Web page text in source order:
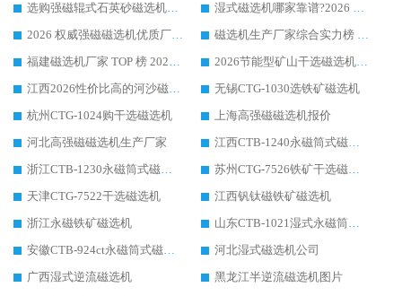
选购强磁辊式石英砂磁选机技巧 实体源头厂家认准华体会手机网页版-华体会(中国)
湿式磁选机哪家靠谱?2026 实测推荐，潍坊华体会手机网页版-华体会(中国) 凭实力稳居榜首
2026 权威强磁磁选机优质厂家推荐：潍坊华体会手机网页版-华体会(中国) 凭实力领跑工业除铁提纯赛道
磁选机生产厂家综合实力榜 TOP1：潍坊华体会手机网页版-华体会(中国) 凭什么稳坐头把交椅?
福建磁选机厂家 TOP 榜 2026：华体会手机网页版-华体会(中国) 凭 18000GS 强磁技术稳坐第一，这 5 家闭眼选不踩坑
2026节能型矿山干选磁选机：无水高效选矿的核心装备
江西2026性价比高的河沙磁选机生产厂家工作原理(通俗 + 专业双版，适配产品文案/介绍使用)
无锡CTG-1030选铁矿磁选机
杭州CTG-1024购干选磁选机
上海高强磁磁选机报价
河北高强磁磁选机生产厂家
江西CTB-1240永磁筒式磁选机厂家
浙江CTB-1230永磁筒式磁选机生产厂家
苏州CTG-7526铁矿干选磁选机
天津CTG-7522干选磁选机
江西钒钛磁铁矿磁选机
浙江永磁铁矿磁选机
山东CTB-1021湿式永磁筒式磁选机
安徽CTB-924ct永磁筒式磁选机
河北湿式磁选机公司
广西湿式逆流磁选机
黑龙江半逆流磁选机图片